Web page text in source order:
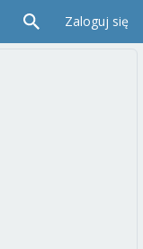
Zaloguj się